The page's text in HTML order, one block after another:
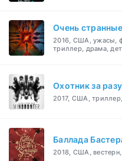
Очень
2016, США, ужасы,
триллер, драма,
Охотник за
2017, США,
Баллада
2018, США,